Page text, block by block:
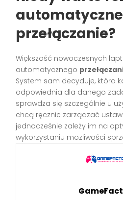
automatyczne
przełączanie?
Większość nowoczesnych
automatycznego
System sam decyduje, która
odpowiednia dla danego
sprawdza się szczególnie u
chcą ręcznie zarządzać
jednocześnie zależy im na
wykorzystaniu możliwości